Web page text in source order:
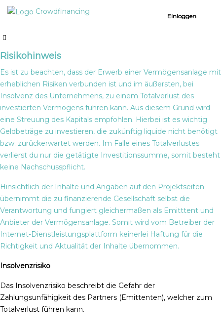
Crowdfinancing
Einloggen
Risikohinweis
Was du wissen musst.
Risikohinweis
Es ist zu beachten, dass der Erwerb einer Vermögensanlage mit
erheblichen Risiken verbunden ist und im äußersten, bei
Insolvenz des Unternehmens, zu einem Totalverlust des
investierten Vermögens führen kann. Aus diesem Grund wird
eine Streuung des Kapitals empfohlen. Hierbei ist es wichtig
Geldbeträge zu investieren, die zukünftig liquide nicht benötigt
bzw. zurückerwartet werden. Im Falle eines Totalverlustes
verlierst du nur die getätigte Investitionssumme, somit besteht
keine Nachschusspflicht.
Hinsichtlich der Inhalte und Angaben auf den Projektseiten
übernimmt die zu finanzierende Gesellschaft selbst die
Verantwortung und fungiert gleichermaßen als Emitttent und
Anbieter der Vermögensanlage. Somit wird vom Betreiber der
Internet-Dienstleistungsplattform keinerlei Haftung für die
Richtigkeit und Aktualität der Inhalte übernommen.
Insolvenzrisiko
Das Insolvenzrisiko beschreibt die Gefahr der
Zahlungsunfähigkeit des Partners (Emittenten), welcher zum
Totalverlust führen kann.